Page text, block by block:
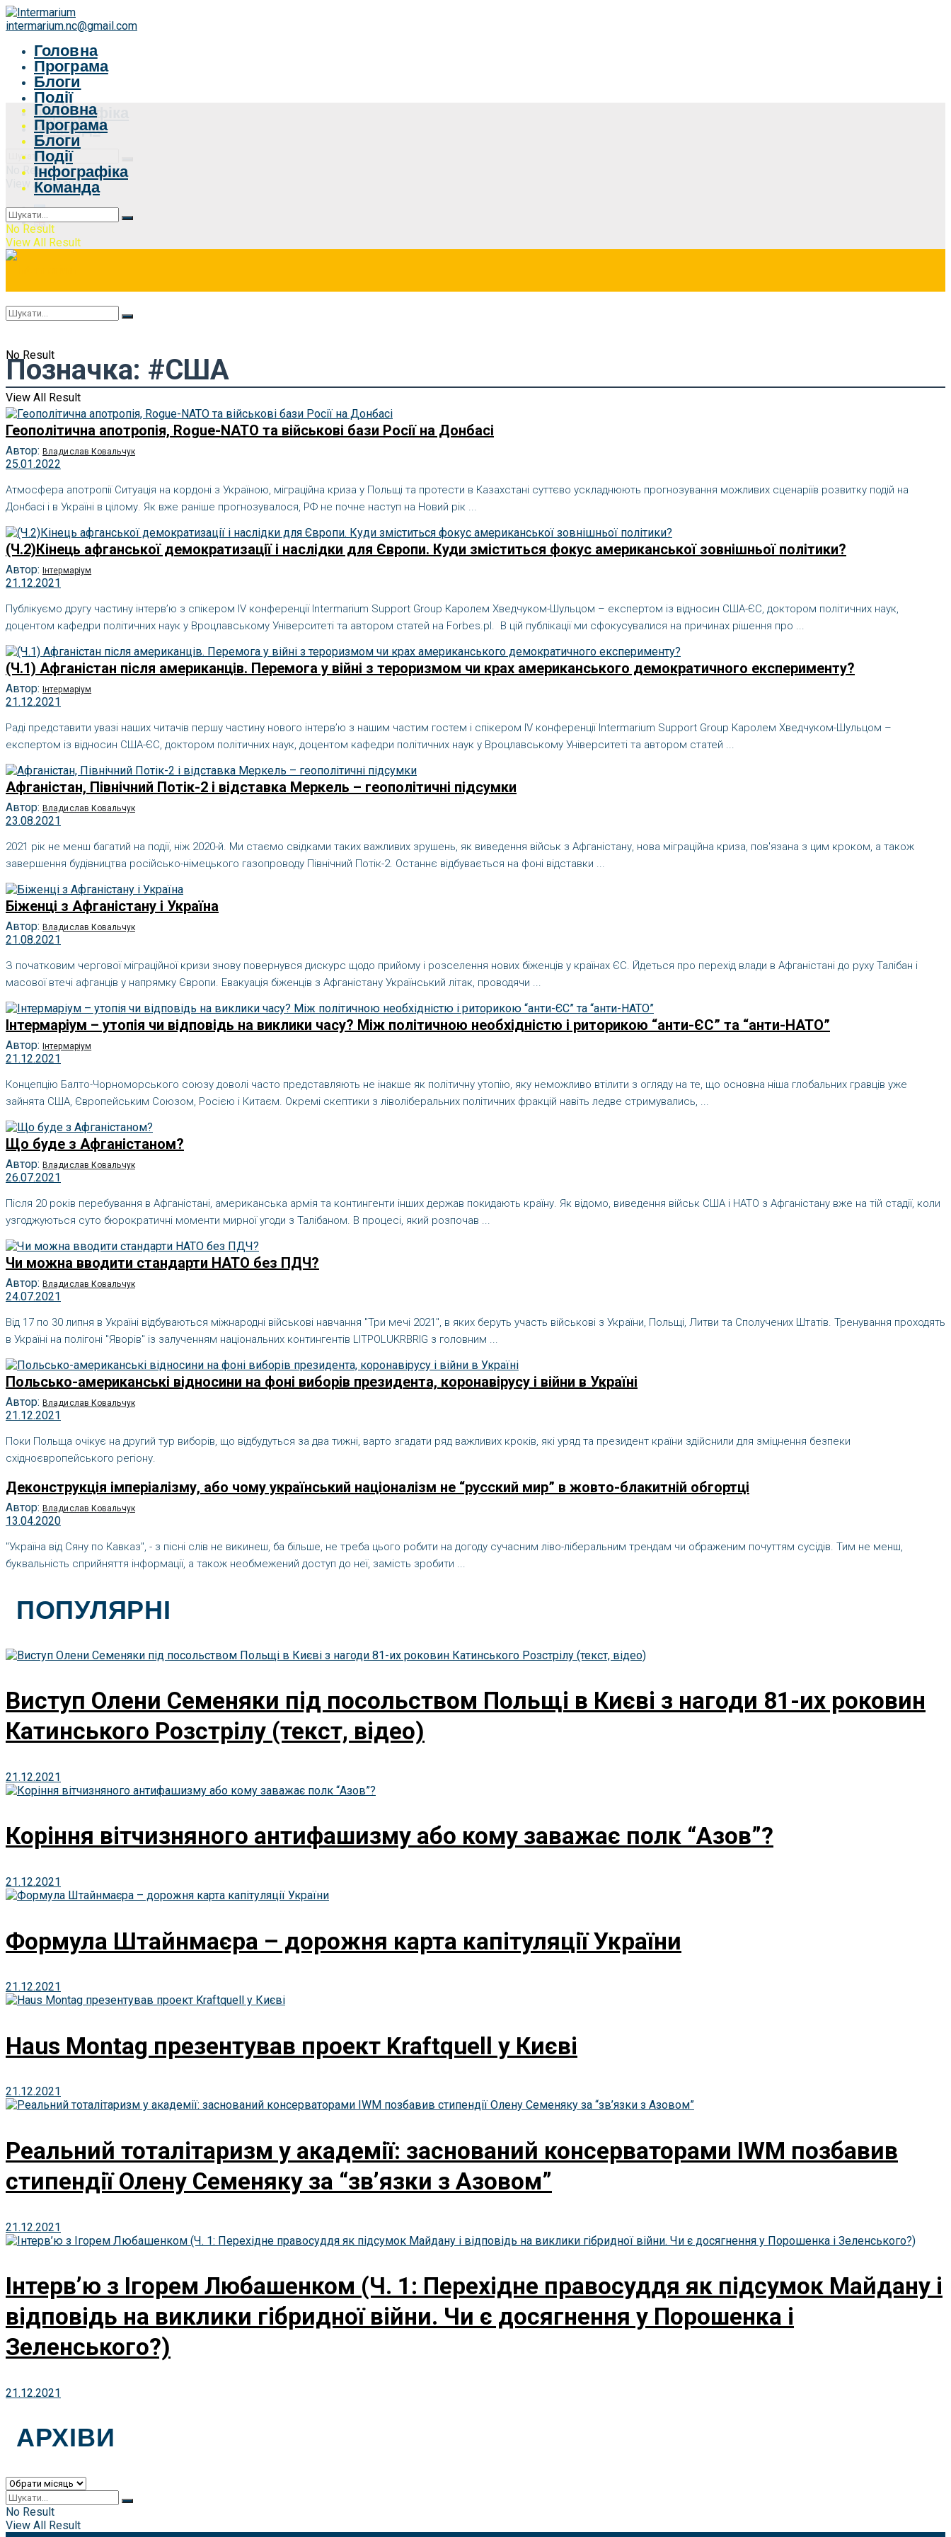
intermarium.nc@gmail.com
Головна
Програма
Блоги
Події
Інфографіка
Команда
No Result
View All Result
Головна
Програма
Блоги
Події
Інфографіка
Команда
No Result
View All Result
No Result
View All Result
Позначка: #США
Геополітична апотропія, Rogue-NATO та військові бази Росії на Донбасі
Автор: Владислав Ковальчук
25.01.2022
Атмосфера апотропії Ситуація на кордоні з Україною, міграційна криза у Польщі та протести в Казахстані суттєво ускладнюють прогнозування можливих сценаріїв розвитку подій на
Донбасі і в Україні в цілому. Як вже раніше прогнозувалося, РФ не почне наступ на Новий рік ...
(Ч.2)Кінець афганської демократизації і наслідки для Європи. Куди зміститься фокус американської зовнішньої політики?
Автор: Інтермаріум
21.12.2021
Публікуємо другу частину інтерв’ю з спікером IV конференції Intermarium Support Group Каролем Хведчуком-Шульцом – експертом із відносин США-ЄС, доктором політичних наук,
доцентом кафедри політичних наук у Вроцлавському Університеті та автором статей на Forbes.pl. В цій публікації ми сфокусувалися на причинах рішення про ...
(Ч.1) Афганістан після американців. Перемога у війні з тероризмом чи крах американського демократичного експерименту?
Автор: Інтермаріум
21.12.2021
Раді представити увазі наших читачів першу частину нового інтерв’ю з нашим частим гостем і спікером IV конференції Intermarium Support Group Каролем Хведчуком-Шульцом –
експертом із відносин США-ЄС, доктором політичних наук, доцентом кафедри політичних наук у Вроцлавському Університеті та автором статей ...
Афганістан, Північний Потік-2 і відставка Меркель – геополітичні підсумки
Автор: Владислав Ковальчук
23.08.2021
2021 рік не менш багатий на події, ніж 2020-й. Ми стаємо свідками таких важливих зрушень, як виведення військ з Афганістану, нова міграційна криза, пов'язана з цим кроком, а також
завершення будівництва російсько-німецького газопроводу Північний Потік-2. Останнє відбувається на фоні відставки ...
Біженці з Афганістану і Україна
Автор: Владислав Ковальчук
21.08.2021
З початковим чергової міграційної кризи знову повернувся дискурс щодо прийому і розселення нових біженців у країнах ЄС. Йдеться про перехід влади в Афганістані до руху Талібан і
масової втечі афганців у напрямку Європи. Евакуація біженців з Афганістану Український літак, проводячи ...
Інтермаріум – утопія чи відповідь на виклики часу? Між політичною необхідністю і риторикою “анти-ЄС” та “анти-НАТО”
Автор: Інтермаріум
21.12.2021
Концепцію Балто-Чорноморського союзу доволі часто представляють не інакше як політичну утопію, яку неможливо втілити з огляду на те, що основна ніша глобальних гравців уже
зайнята США, Європейським Союзом, Росією і Китаєм. Окремі скептики з ліволіберальних політичних фракцій навіть ледве стримувались, ...
Що буде з Афганістаном?
Автор: Владислав Ковальчук
26.07.2021
Після 20 років перебування в Афганістані, американська армія та контингенти інших держав покидають країну. Як відомо, виведення військ США і НАТО з Афганістану вже на тій стадії, коли
узгоджуються суто бюрократичні моменти мирної угоди з Талібаном. В процесі, який розпочав ...
Чи можна вводити стандарти НАТО без ПДЧ?
Автор: Владислав Ковальчук
24.07.2021
Від 17 по 30 липня в Україні відбуваються міжнародні військові навчання "Три мечі 2021", в яких беруть участь військові з України, Польщі, Литви та Сполучених Штатів. Тренування проходять
в Україні на полігоні "Яворів" із залученням національних контингентів LITPOLUKRBRIG з головним ...
Польсько-американські відносини на фоні виборів президента, коронавірусу і війни в Україні
Автор: Владислав Ковальчук
21.12.2021
Поки Польща очікує на другий тур виборів, що відбудуться за два тижні, варто згадати ряд важливих кроків, які уряд та президент країни здійснили для зміцнення безпеки
східноєвропейського регіону.
Деконструкція імперіалізму, або чому український націоналізм не “русский мир” в жовто-блакитній обгортці
Автор: Владислав Ковальчук
13.04.2020
"Україна від Сяну по Кавказ", - з пісні слів не викинеш, ба більше, не треба цього робити на догоду сучасним ліво-ліберальним трендам чи ображеним почуттям сусідів. Тим не менш,
буквальність сприйняття інформації, а також необмежений доступ до неї, замість зробити ...
ПОПУЛЯРНІ
Виступ Олени Семеняки під посольством Польщі в Києві з нагоди 81-их роковин
Катинського Розстрілу (текст, відео)
21.12.2021
Коріння вітчизняного антифашизму або кому заважає полк “Азов”?
21.12.2021
Формула Штайнмаєра – дорожня карта капітуляції України
21.12.2021
Haus Montag презентував проект Kraftquell у Києві
21.12.2021
Реальний тоталітаризм у академії: заснований консерваторами IWM позбавив
стипендії Олену Семеняку за “зв’язки з Азовом”
21.12.2021
Інтерв’ю з Ігорем Любашенком (Ч. 1: Перехідне правосуддя як підсумок Майдану і
відповідь на виклики гібридної війни. Чи є досягнення у Порошенка і
Зеленського?)
21.12.2021
АРХІВИ
Архіви
No Result
View All Result